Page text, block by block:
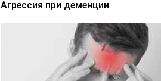
Агрессия при деменции